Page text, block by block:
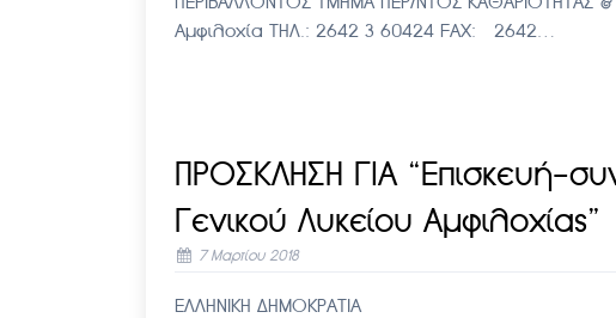
Αμφιλοχία ΤΗΛ.: 2642 3 60424 FAX: 2642…
ΠΡΟΣΚΛΗΣΗ ΓΙΑ “Επισκευή-
Γενικού Λυκείου Αμφιλοχίας”
7 Μαρτίου 2018
ΕΛΛΗΝΙΚΗ ΔΗΜΟΚΡΑΤΙΑ